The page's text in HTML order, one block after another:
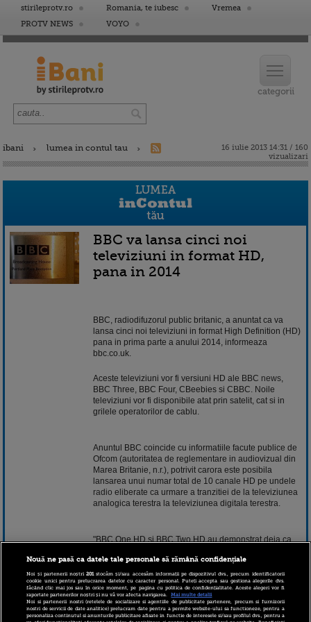
stirileprotv.ro Romania, te iubesc
Vremea
PROTV NEWS
VOYO
ibani lumea in contul tau
16 iulie 2013 14:31 / 160
vizualizari
BBC va lansa cinci noi
televiziuni in format HD,
pana in 2014
BBC, radiodifuzorul public britanic, a anuntat ca va
lansa cinci noi televiziuni in format High Definition (HD)
pana in prima parte a anului 2014, informeaza
bbc.co.uk.
Aceste televiziuni vor fi versiuni HD ale BBC news
BBC Three, BBC Four, CBeebies si CBBC. Noile
televiziuni vor fi disponibile atat prin satelit, cat si in
grilele operatorilor de cablu.
Anuntul BBC coincide cu informatiile facute publice de
Ofcom (autoritatea de reglementare in audiovizual din
Marea Britanie, n.r.), potrivit carora este posibila
lansarea unui numar total de 10 canale HD pe undele
radio eliberate ca urmare a tranzitiei de la televiziunea
analogica terestra la televiziunea digitala terestra.
"BBC One HD si BBC Two HD au demonstrat deja ca
ca putem sa continuam in acelasi fel prin lansarea a
cinci noi televiziuni in format HD, pana in prima parte a
anului 2014", a declarat directorul general al BBC,
Tony Hall.
Nouă ne pasă ca datele tale personale să rămână confidențiale
Noi și partenerii noștri201stocăm și/sau accesăm informații pe dispozitivul dvs., precum identificatorii
cookie unici pentru prelucrarea datelor cu caracter personal. Puteți accepta sau gestiona alegerile dvs.
făcând clic mai jos sau în orice moment, pe pagina cu politica de confidențialitate. Aceste alegeri vor fi
raportate partenerilor noștri și nu vă vor afecta navigarea.
Mai multe detalii
Noi si partenerii nostri (retelele de socializare si agentiile de publicitate partenere, precum si furnizorii
nostri de servicii de date analitice) prelucram date pentru a permite website-ului sa functioneze, pentru a
personaliza continutul si anunturile publicitare afisate in functie de interesele si/sau profilul dvs., pentru a